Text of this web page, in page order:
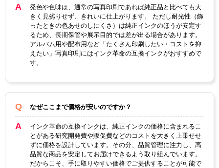
発色や色味は、通常の写真印刷であれば純正品と比べても大
きく見劣りせず、きれいに仕上がります。 ただし耐光性（飾
ったときの色あせのしにくさ）は純正インクのほうが安定す
るため、長期保管や展示目的では差が出る場合があります。
アルバム用や配布用など「たくさん印刷したい・コストを抑
えたい」写真印刷にはインク革命の互換インクがおすすめで
す。
なぜここまで価格が安いのですか？
インク革命の互換インクは、純正インクの価格に含まれるこ
とがある研究開発費や販促費などのコストを大きく上乗せせ
ずに価格を設計しています。その分、品質管理に注力し、高
品質な商品を安定してお届けできるよう取り組んでいます。
だからこそ、手に取りやすい価格でご提供することが可能で